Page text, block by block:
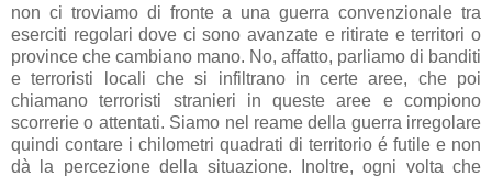
non ci troviamo di fronte a una guerra convenzionale tra
eserciti regolari dove ci sono avanzate e ritirate e territori o
province che cambiano mano. No, affatto, parliamo di banditi
e terroristi locali che si infiltrano in certe aree, che poi
chiamano terroristi stranieri in queste aree e compiono
scorrerie o attentati. Siamo nel reame della guerra irregolare
quindi contare i chilometri quadrati di territorio é futile e non
dà la percezione della situazione. Inoltre, ogni volta che